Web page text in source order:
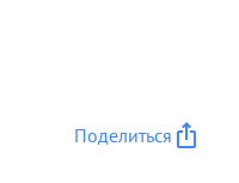
аэродром без потерь
Поделиться